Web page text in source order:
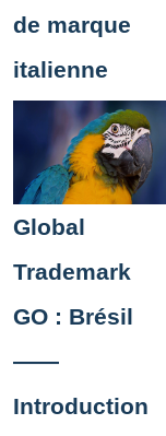
de marque
italienne
Global
Trademark
GO : Brésil
——
Introduction